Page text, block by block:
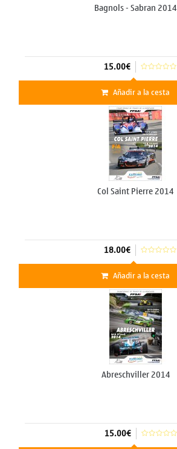
Bagnols - Sabran 2014
15.00€
Añadir a la cesta
Col Saint Pierre 2014
18.00€
Añadir a la cesta
Abreschviller 2014
15.00€